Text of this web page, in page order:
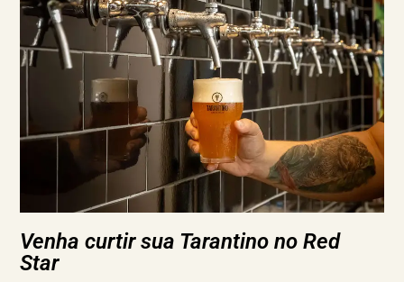
Venha curtir sua Tarantino no Red
Star